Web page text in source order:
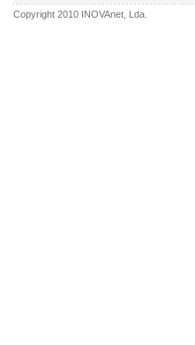
Copyright 2010 INOVAnet , Lda.